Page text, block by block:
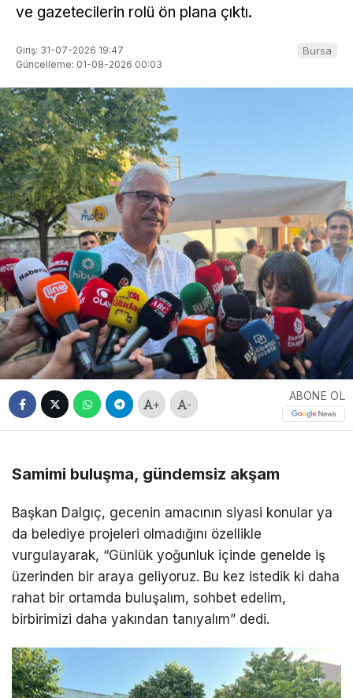
ve gazetecilerin rolü ön plana çıktı.
Giriş: 31-07-2026 19:47
Güncelleme: 01-08-2026 00:03
Bursa
+ -
ABONE OL
Samimi buluşma, gündemsiz akşam
Başkan Dalgıç, gecenin amacının siyasi konular ya
da belediye projeleri olmadığını özellikle
vurgulayarak, “Günlük yoğunluk içinde genelde iş
üzerinden bir araya geliyoruz. Bu kez istedik ki daha
rahat bir ortamda buluşalım, sohbet edelim,
birbirimizi daha yakından tanıyalım” dedi.